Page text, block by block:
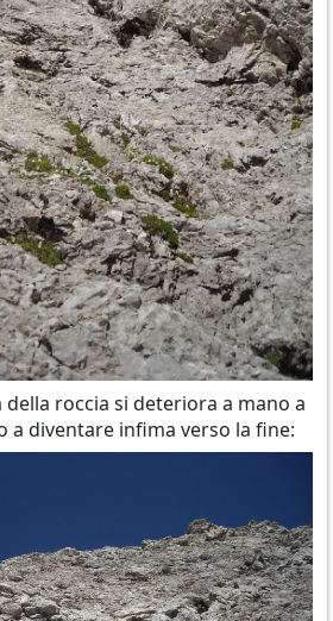
roccia si deteriora a mano a
a diventare infima verso la fine: